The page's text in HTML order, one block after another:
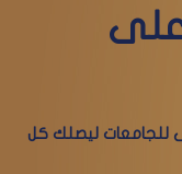
على
للجامعات ليصلك كل